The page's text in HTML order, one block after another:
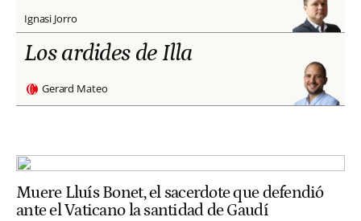
Ignasi Jorro
Los ardides de Illa
Gerard Mateo
Muere Lluís Bonet, el sacerdote que defendió
ante el Vaticano la santidad de Gaudí